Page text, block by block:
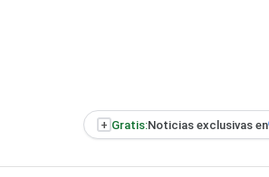
+ Gratis:Noticias exclusivas en